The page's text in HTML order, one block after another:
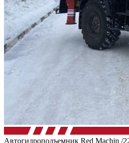
Автогидроподъемник Red Machin